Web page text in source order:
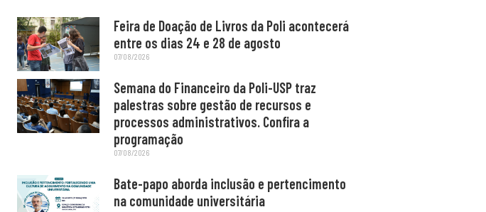
Feira de Doação de Livros da Poli acontecerá
entre os dias 24 e 28 de agosto
07/08/2026
Semana do Financeiro da Poli-USP traz
palestras sobre gestão de recursos e
processos administrativos. Confira a
programação
07/08/2026
Bate-papo aborda inclusão e pertencimento
na comunidade universitária